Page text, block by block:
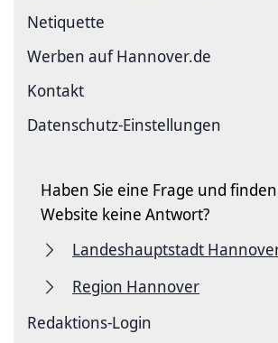
Netiquette
Werben auf Hannover.de
Kontakt
Datenschutz-Einstellungen
Haben Sie eine Frage und
Website keine Antwort?
Landeshauptstadt
Region Hannover
Redaktions-Login